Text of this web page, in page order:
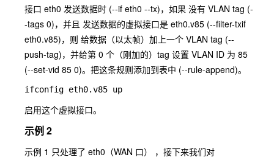
接口 eth0 发送数据时 (--if eth0 --tx)，如果 没有 VLAN tag (-
-tags 0)，并且 发送数据的虚拟接口是 eth0.v85 (--filter-txif
eth0.v85)，则 给数据（以太帧）加上一个 VLAN tag (--
push-tag)，并给第 0 个（刚加的）tag 设置 VLAN ID 为 85
(--set-vid 85 0)。把这条规则添加到表中 (--rule-append)。
启用这个虚拟接口。
示例 2
示例 1 只处理了 eth0（WAN 口） ，接下来我们对